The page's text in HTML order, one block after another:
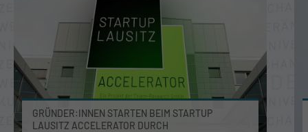
GRÜNDER:INNEN STARTEN BEIM STARTUP
LAUSITZ ACCELERATOR DURCH